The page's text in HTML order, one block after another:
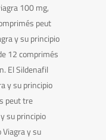
100 mg,
peut
y su principio
12 comprimés
El Sildenafil
y su principio
peut tre
su principio
y su